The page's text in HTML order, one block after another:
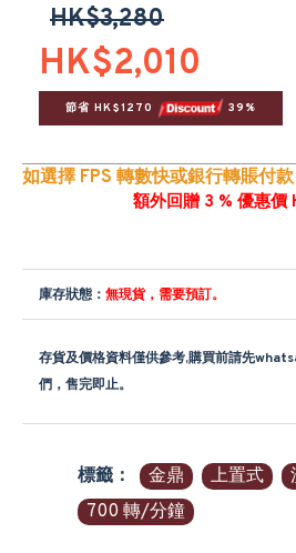
HK$2,010
HK$3,280
節省 HK$1270 39%
如選擇 FPS 轉數快或銀行轉賬付款
額外回贈 3 % 優惠價
庫存狀態： 無現貨，需要預訂。
存貨及價格資料僅供參考,購買前請先
們，售完即止。
標籤： 金鼎 上置式
700 轉/分鐘